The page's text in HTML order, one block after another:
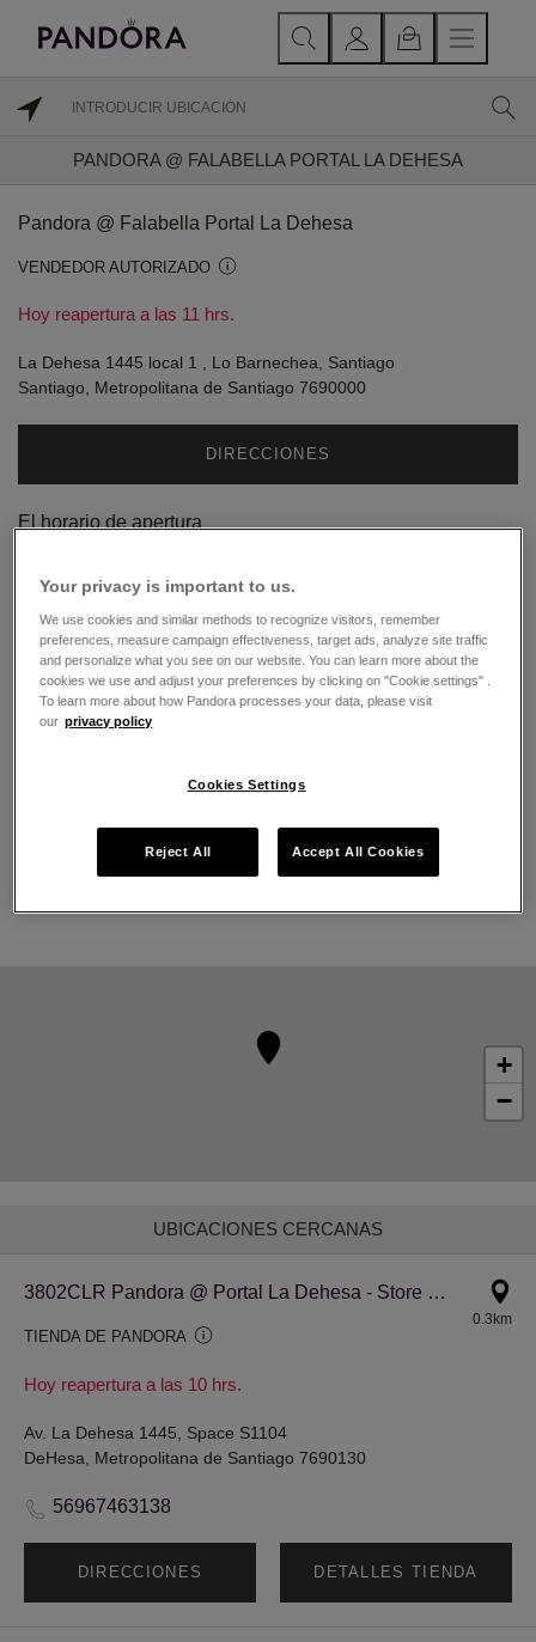
PANDORA @ FALABELLA PORTAL LA DEHESA
Pandora @ Falabella Portal La Dehesa
VENDEDOR AUTORIZADO
Hoy reapertura a las 11 hrs.
La Dehesa 1445 local 1 , Lo Barnechea, Santiago
Santiago, Metropolitana de Santiago 7690000
DIRECCIONES
El horario de apertura
Martes
Jueves
11:00 -21:00
Viernes
11:00-21:00
Sábado
11:00-21:00
Domingo
11:00
Joyería contemporánea acabada a mano
Pandora Rose
Pandora Charms, brazaletes, anillos, aretes y collares
+
−
UBICACIONES CERCANAS
3802CLR Pandora @ Portal La Dehesa - Store #746
TIENDA DE PANDORA
Hoy reapertura a las 10 hrs.
0.3km
Av. La Dehesa 1445, Space S1104
DeHesa, Metropolitana de Santiago 7690130
56967463138
DIRECCIONES DETALLES TIENDA
Your privacy is important to us.
We use cookies and similar methods to recognize visitors, remember
preferences, measure campaign effectiveness, target ads, analyze site traffic
and personalize what you see on our website. You can learn more about the
cookies we use and adjust your preferences by clicking on "Cookie settings" .
To learn more about how Pandora processes your data, please visit
our privacy policy
Cookies Settings
Reject All Accept All Cookies